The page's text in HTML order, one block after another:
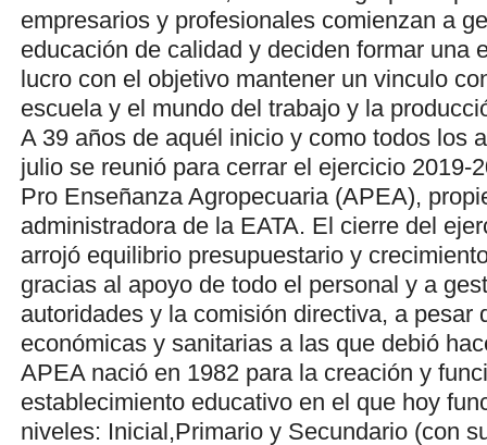
empresarios y profesionales comienzan a
educación de calidad y deciden formar una
lucro con el objetivo mantener un vinculo
escuela y el mundo del trabajo y la
A 39 años de aquél inicio y como todos los
julio se reunió para cerrar el ejercicio 2019-
Pro Enseñanza Agropecuaria (APEA),
administradora de la EATA. El cierre del
arrojó equilibrio presupuestario y
gracias al apoyo de todo el personal y a
autoridades y la comisión directiva, a pesar
económicas y sanitarias a las que debió
APEA nació en 1982 para la creación y
establecimiento educativo en el que hoy
niveles: Inicial,Primario y Secundario (con